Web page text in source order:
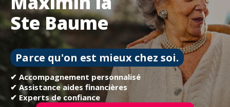
Ste Baume
Parce qu'on est mieux chez soi.
✔ Accompagnement personnalisé
✔ Assistance aides financières
✔ Experts de confiance